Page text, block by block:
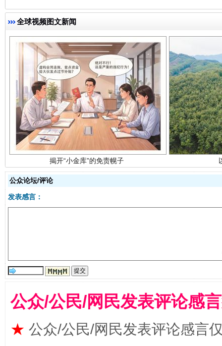
全球视频图文新闻
揭开“小金库”的免责幌子
公众论坛/评论
发表感言：
公众/公民/网民发表评论感
★ 公众/公民/网民发表评论感言